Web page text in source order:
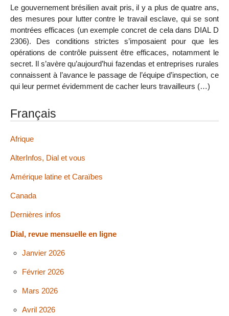
Le gouvernement brésilien avait pris, il y a plus de quatre ans,
des mesures pour lutter contre le travail esclave, qui se sont
montrées efficaces (un exemple concret de cela dans DIAL D
2306). Des conditions strictes s’imposaient pour que les
opérations de contrôle puissent être efficaces, notamment le
secret. Il s’avère qu’aujourd’hui fazendas et entreprises rurales
connaissent à l’avance le passage de l’équipe d’inspection, ce
qui leur permet évidemment de cacher leurs travailleurs (…)
Français
Afrique
AlterInfos, Dial et vous
Amérique latine et Caraïbes
Canada
Dernières infos
Dial, revue mensuelle en ligne
Janvier 2026
Février 2026
Mars 2026
Avril 2026